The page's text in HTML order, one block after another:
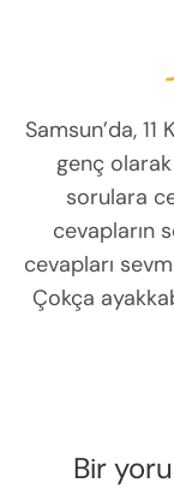
Samsun’da,
genç olarak
sorulara
cevapların
cevapları
Çokça
Bir